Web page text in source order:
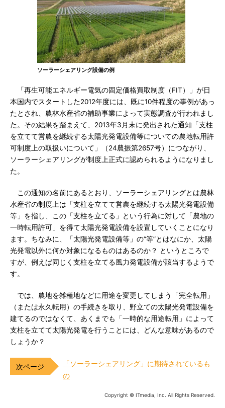
ソーラーシェアリング設備の例
「再生可能エネルギー電気の固定価格買取制度（FIT）」が日
本国内でスタートした2012年度には、既に10件程度の事例があっ
たとされ、農林水産省の補助事業によって実態調査が行われまし
た。その結果を踏まえて、2013年3月末に発出された通知「支柱
を立てて営農を継続する太陽光発電設備等についての農地転用許
可制度上の取扱いについて」（24農振第2657号）につながり、
ソーラーシェアリングが制度上正式に認められるようになりまし
た。
この通知の名前にあるとおり、ソーラーシェアリングとは農林
水産省の制度上は「支柱を立てて営農を継続する太陽光発電設備
等」を指し、この「支柱を立てる」という行為に対して「農地の
一時転用許可」を得て太陽光発電設備を設置していくことになり
ます。ちなみに、「太陽光発電設備等」の“等”とはなにか、太陽
光発電以外に何か対象になるものはあるのか？ というところで
すが、例えば同じく支柱を立てる風力発電設備が該当するようで
す。
では、農地を雑種地などに用途を変更してしまう「完全転用」
（または永久転用）の手続きを取り、野立ての太陽光発電設備を
建てるのではなくて、あくまでも「一時的な用途転用」によって
支柱を立てて太陽光発電を行うことには、どんな意味があるので
しょうか？
「ソーラーシェアリング」に期待されているも
の
Copyright © ITmedia, Inc. All Rights Reserved.